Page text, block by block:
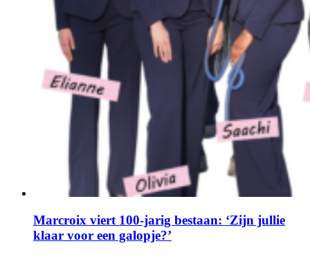
Marcroix viert 100-jarig bestaan: ‘Zijn jullie
klaar voor een galopje?’